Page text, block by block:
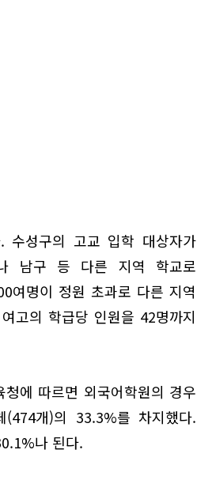
수성구의 고교 입학 대상자가
남구 등 다른 지역 학교로
여명이 정원 초과로 다른 지역
고의 학급당 인원을 42명까지
에 따르면 외국어학원의 경우
개)의 33.3%를 차지했다.
나 된다.